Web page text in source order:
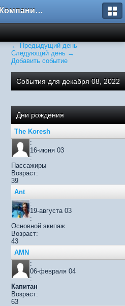
Кают-Компания "Катера и Яхты"
← Предыдущий день
Следующий день →
Добавить событие
События для декабря 08, 2022
Дни рождения
The Koresh
:
16-июня 03
:
Пассажиры
Возраст:
39
Ant
:
19-августа 03
:
Основной экипаж
Возраст:
43
AMN
:
06-февраля 04
:
Капитан
Возраст:
63